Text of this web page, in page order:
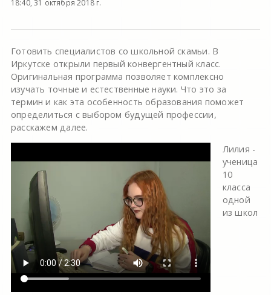
18:40, 31 октября 2018 г.
Готовить специалистов со школьной скамьи. В
Иркутске открыли первый конвергентный класс.
Оригинальная программа позволяет комплексно
изучать точные и естественные науки. Что это за
термин и как эта особенность образования поможет
определиться с выбором будущей профессии,
расскажем далее.
Лилия -
ученица
10
класса
одной
из школ